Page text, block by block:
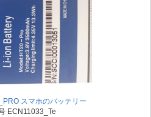
スマホのバッテリー
ECN11033_Te